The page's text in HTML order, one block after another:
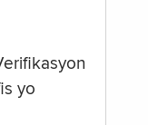
yo